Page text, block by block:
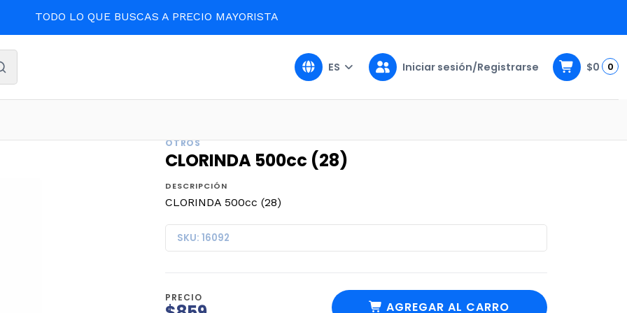
TODO LO QUE BUSCAS A PRECIO MAYORISTA
ES Iniciar sesión/Registrarse $0 0
OTROS
CLORINDA 500cc (28)
DESCRIPCIÓN
CLORINDA 500cc (28)
SKU: 16092
PRECIO
AGREGAR AL CARRO